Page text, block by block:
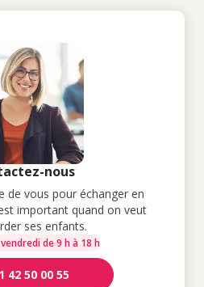
nous
de vous pour échanger en
important quand on veut
ses enfants.
de 9 h à 18 h
42 50 00 55